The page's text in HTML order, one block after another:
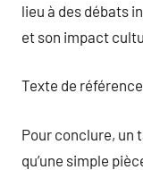
lieu à des débats
et son impact
Texte de
Pour conclure, un
qu’une simple